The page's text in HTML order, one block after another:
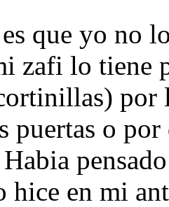
que yo no
zafi lo tiene
puertas o
hice en mi